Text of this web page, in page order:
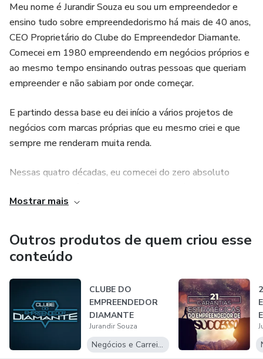
Meu nome é Jurandir Souza eu sou um empreendedor e
ensino tudo sobre empreendedorismo há mais de 40 anos,
CEO Proprietário do Clube do Empreendedor Diamante.
Comecei em 1980 empreendendo em negócios próprios e
ao mesmo tempo ensinando outras pessoas que queriam
empreender e não sabiam por onde começar.
E partindo dessa base eu dei início a vários projetos de
negócios com marcas próprias que eu mesmo criei e que
sempre me renderam muita renda.
Nessas quatro décadas, eu comecei do zero absoluto
imensa satisfação de poder ajudar pessoas assim como
funcionam em qualquer tipo de mercado.
Mostrar mais
Outros produtos de quem criou esse
conteúdo
CLUBE DO
EMPREENDEDOR
DIAMANTE
Jurandir Souza
Negócios e Carreira